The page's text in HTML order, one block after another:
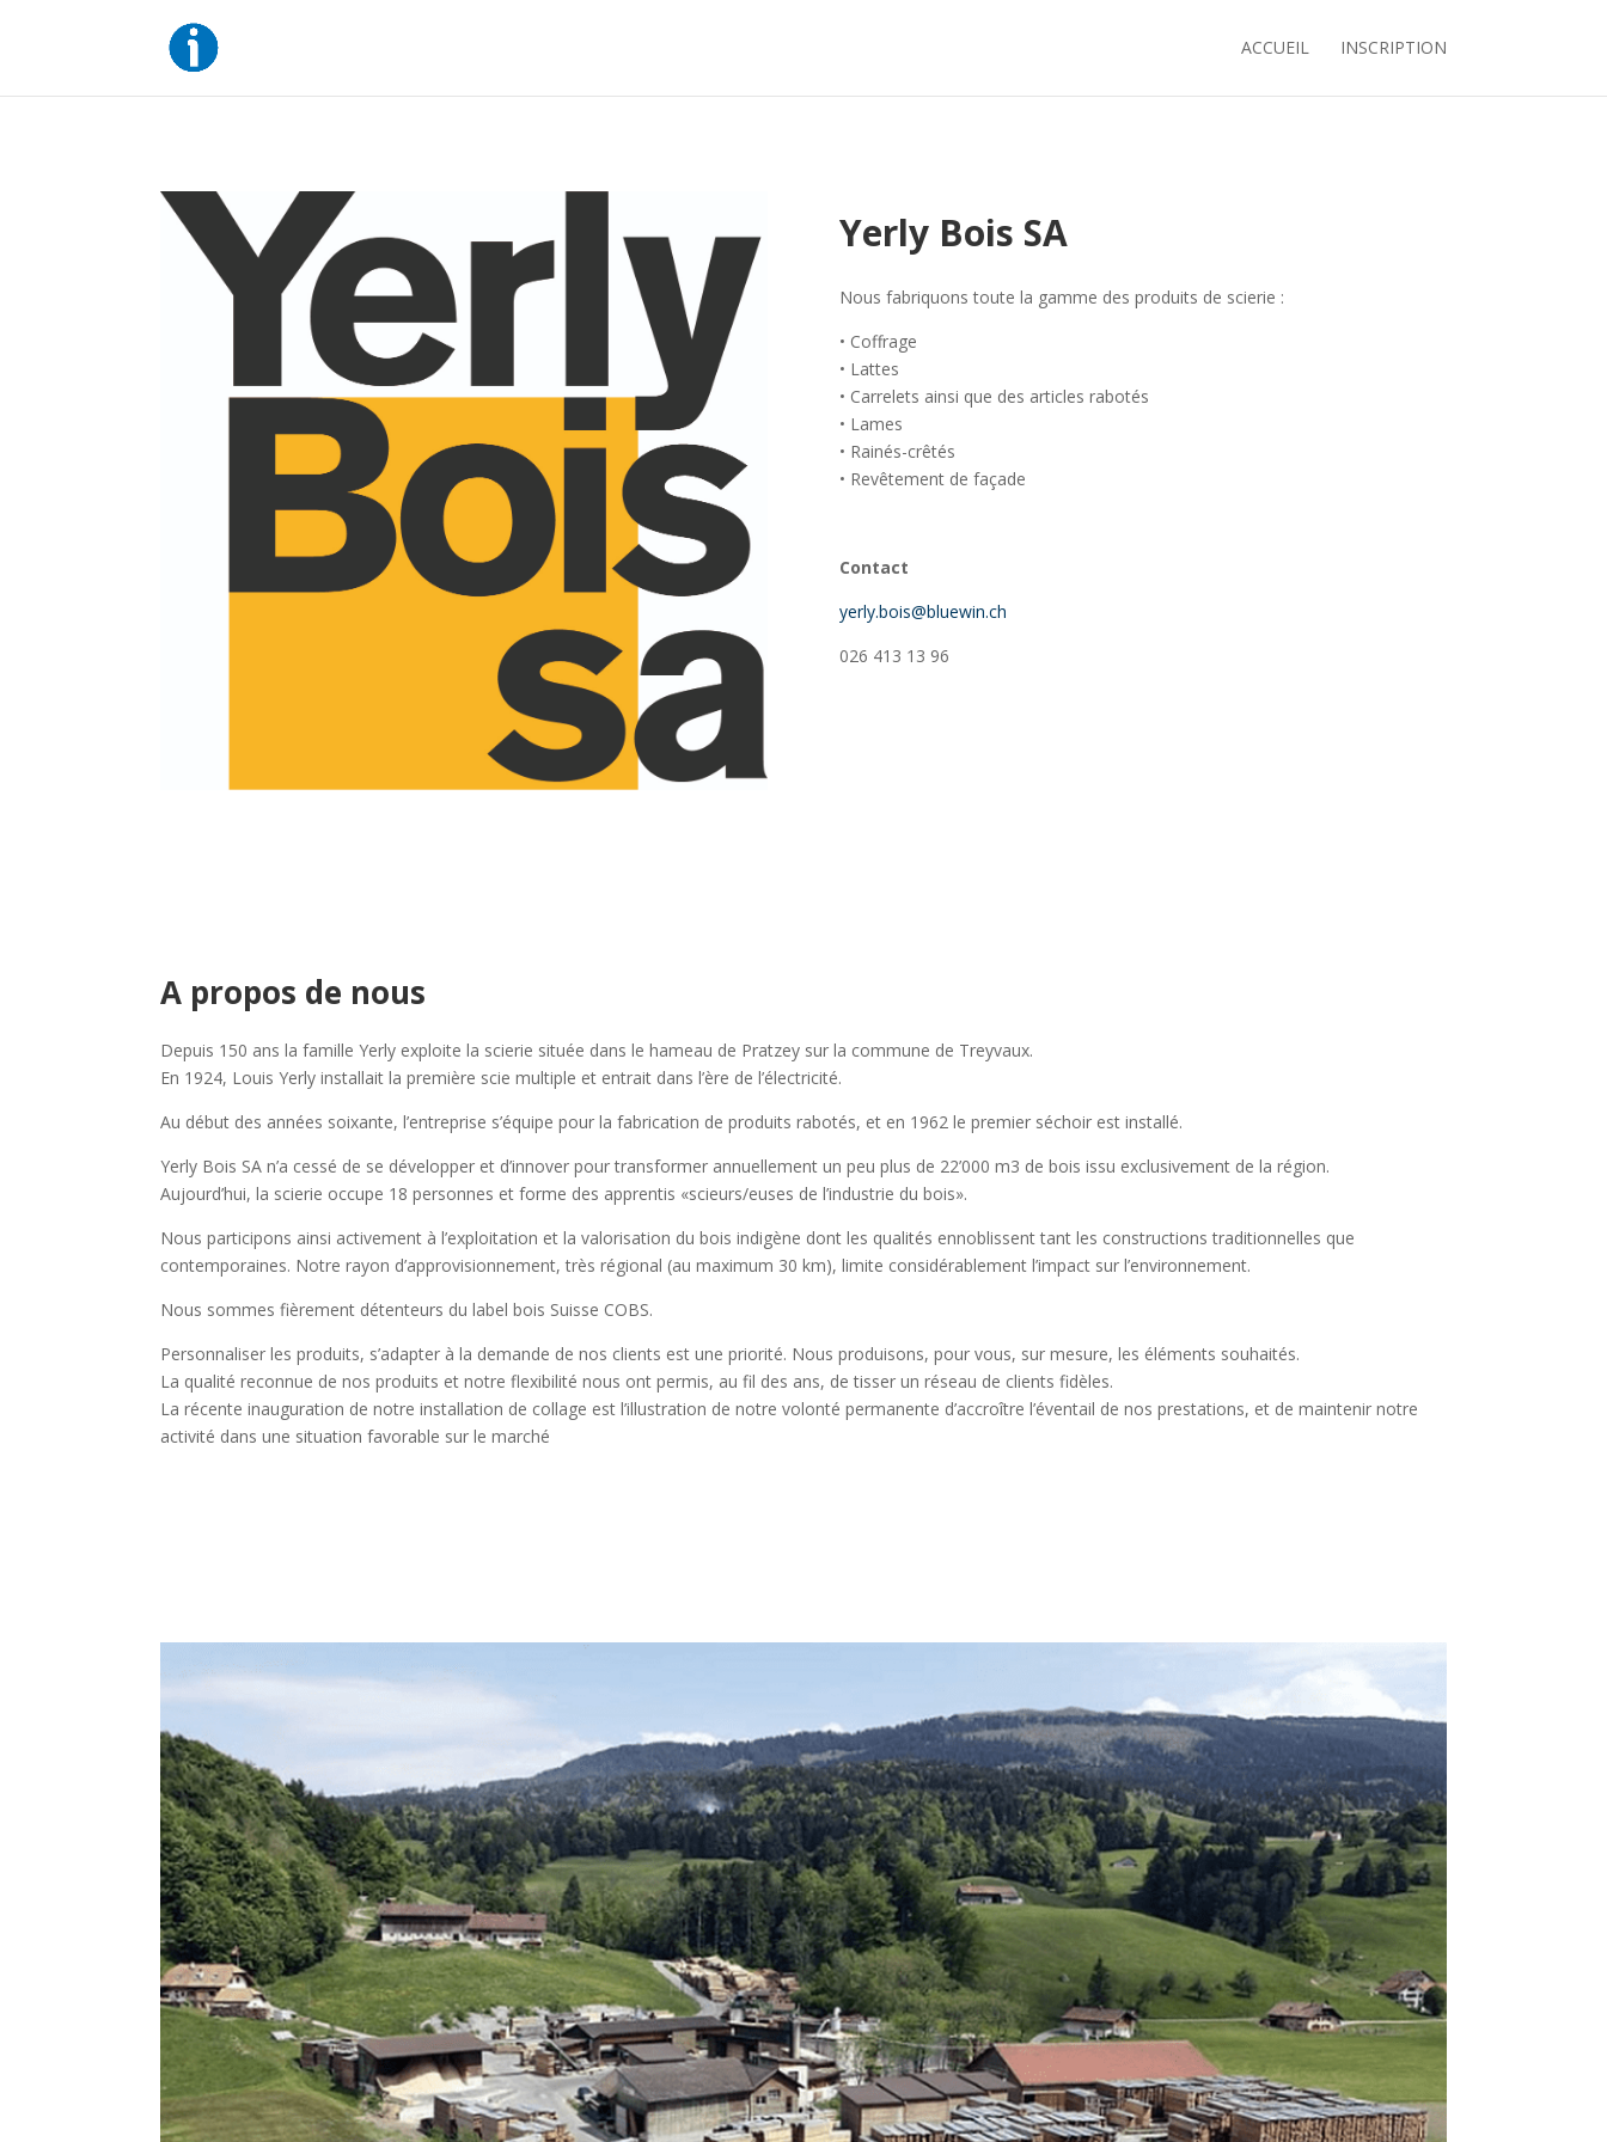
ACCUEIL INSCRIPTION
Yerly Bois SA
Nous fabriquons toute la gamme des produits de scierie :
• Coffrage
• Lattes
• Carrelets ainsi que des articles rabotés
• Lames
• Rainés-crêtés
• Revêtement de façade
Contact
yerly.bois@bluewin.ch
026 413 13 96
A propos de nous
Depuis 150 ans la famille Yerly exploite la scierie située dans le hameau de Pratzey sur la commune de Treyvaux.
En 1924, Louis Yerly installait la première scie multiple et entrait dans l’ère de l’électricité.
Au début des années soixante, l’entreprise s’équipe pour la fabrication de produits rabotés, et en 1962 le premier séchoir est installé.
Yerly Bois SA n’a cessé de se développer et d’innover pour transformer annuellement un peu plus de 22’000 m3 de bois issu exclusivement de la région.
Aujourd’hui, la scierie occupe 18 personnes et forme des apprentis «scieurs/euses de l’industrie du bois».
Nous participons ainsi activement à l’exploitation et la valorisation du bois indigène dont les qualités ennoblissent tant les constructions traditionnelles que
contemporaines. Notre rayon d’approvisionnement, très régional (au maximum 30 km), limite considérablement l’impact sur l’environnement.
Nous sommes fièrement détenteurs du label bois Suisse COBS.
Personnaliser les produits, s’adapter à la demande de nos clients est une priorité. Nous produisons, pour vous, sur mesure, les éléments souhaités.
La qualité reconnue de nos produits et notre flexibilité nous ont permis, au fil des ans, de tisser un réseau de clients fidèles.
La récente inauguration de notre installation de collage est l’illustration de notre volonté permanente d’accroître l’éventail de nos prestations, et de maintenir notre
activité dans une situation favorable sur le marché